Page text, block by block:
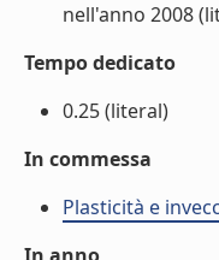
nell'anno 2008
Tempo dedicato
0.25 (literal)
In commessa
Plasticità e